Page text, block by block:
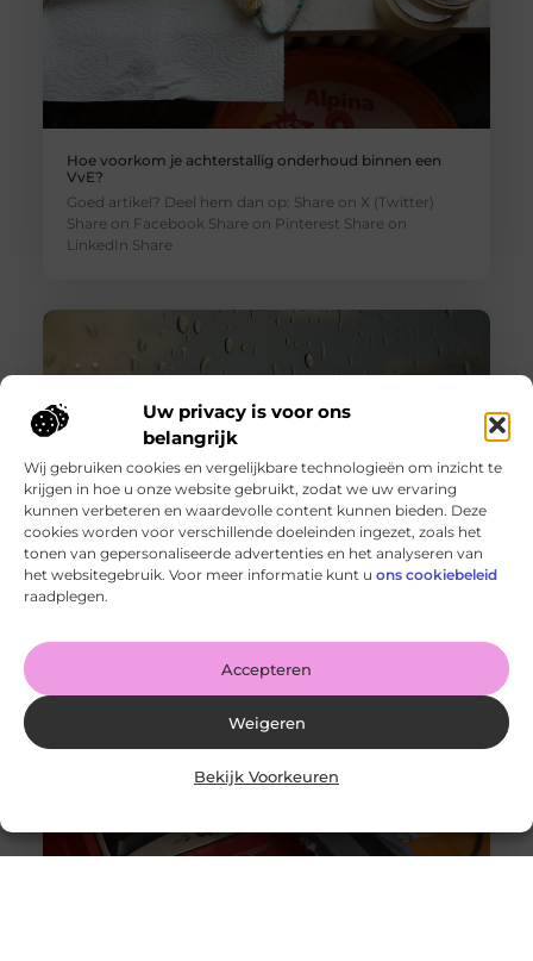
Uw privacy is voor ons
belangrijk
Wij gebruiken cookies en vergelijkbare technologieën om inzicht te
krijgen in hoe u onze website gebruikt, zodat we uw ervaring
kunnen verbeteren en waardevolle content kunnen bieden. Deze
cookies worden voor verschillende doeleinden ingezet, zoals het
tonen van gepersonaliseerde advertenties en het analyseren van
het websitegebruik. Voor meer informatie kunt u ons cookiebeleid
raadplegen.
Accepteren
Weigeren
Bekijk Voorkeuren
Hoe voorkom je achterstallig onderhoud binnen een
VvE?
Goed artikel? Deel hem dan op: Share on X (Twitter)
Share on Facebook Share on Pinterest Share on
LinkedIn Share
Wanneer schakel je een glaszetter in en wat kun je van
hem verwachten?
Goed artikel? Deel hem dan op: Share on X (Twitter)